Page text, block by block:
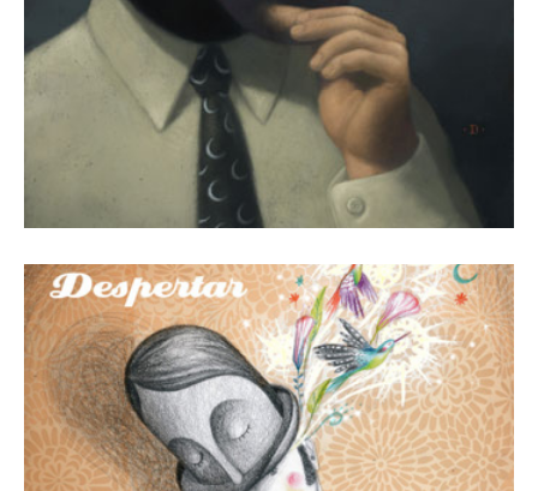
1 octubre, 2016